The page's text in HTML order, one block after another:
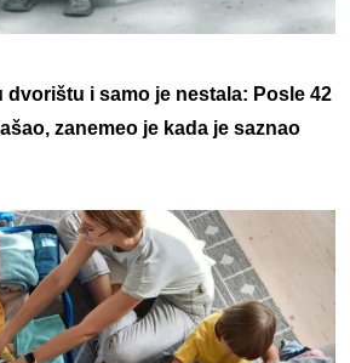
dvorištu i samo je nestala: Posle 42
zanemeo je kada je saznao